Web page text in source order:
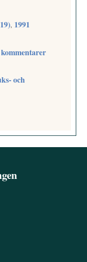
, 1991
och